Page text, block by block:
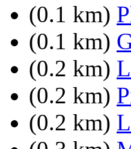
(0.1 km)
(0.1 km)
(0.2 km)
(0.2 km)
(0.2 km)